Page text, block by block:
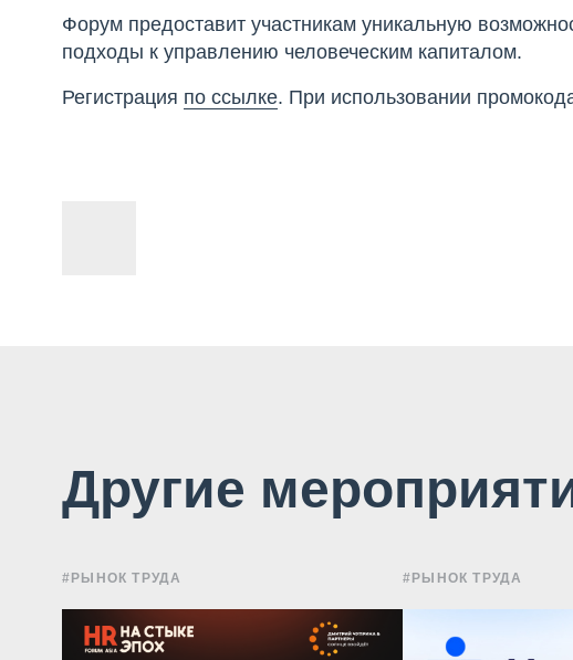
Форум предоставит участникам уникальную
подходы к управлению человеческим капиталом.
Регистрация по ссылке. При использовании
Другие
#РЫНОК ТРУДА #РЫНОК ТРУДА